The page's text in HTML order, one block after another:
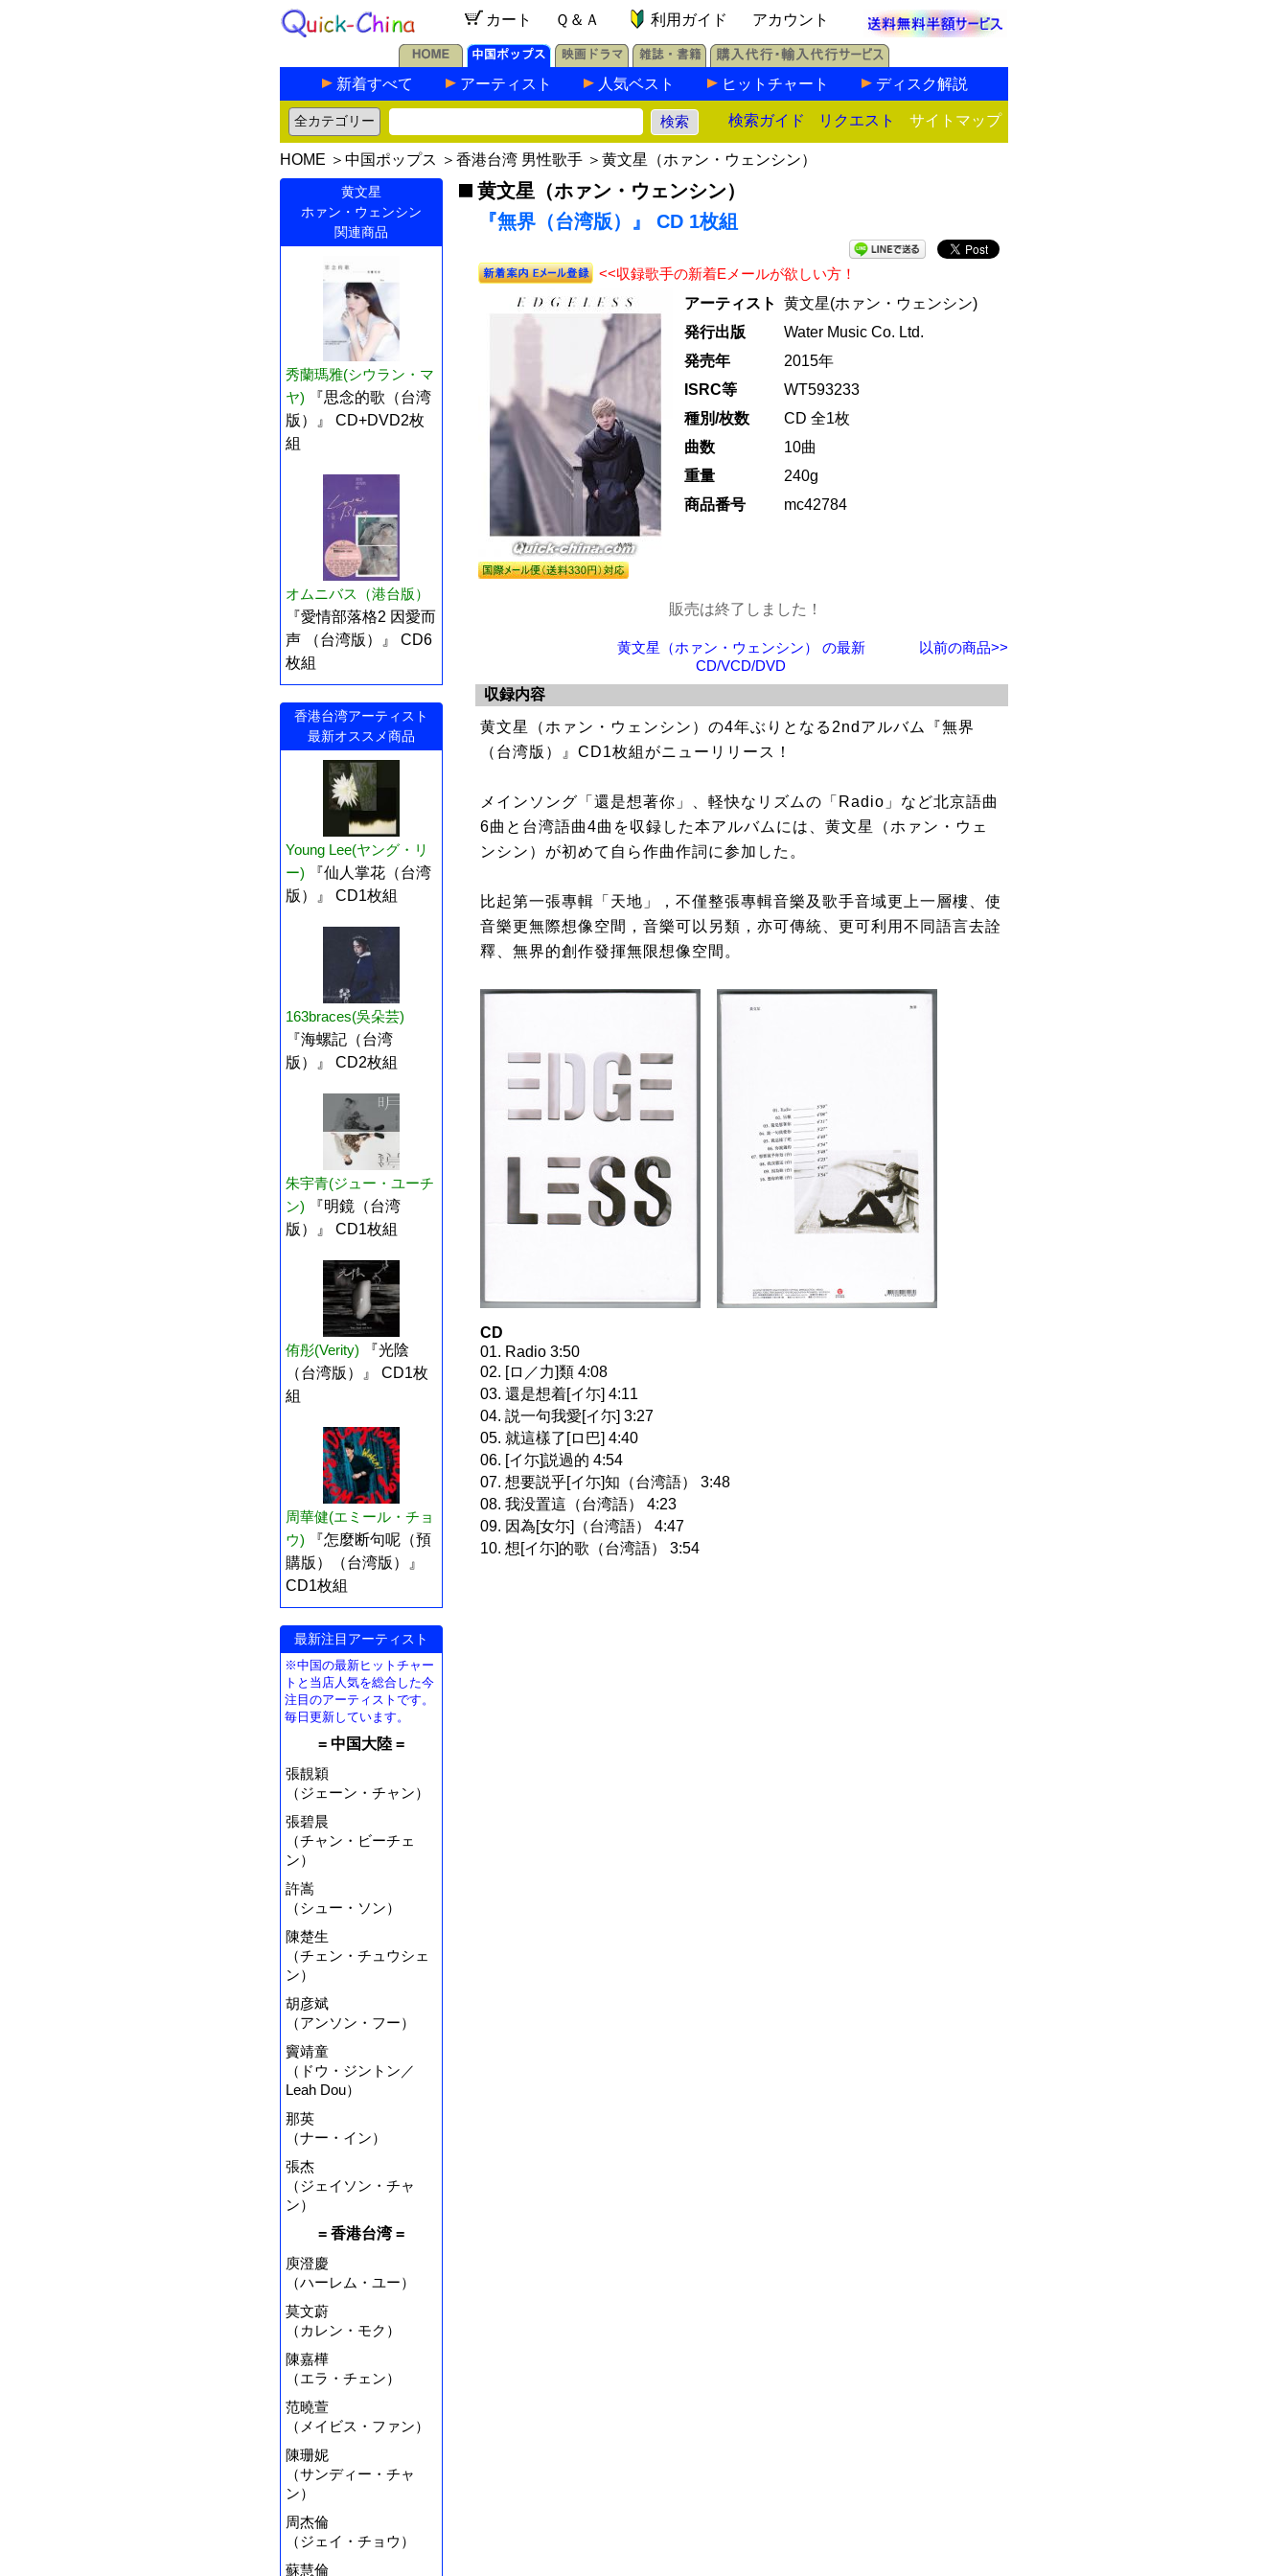
カート Ｑ＆Ａ 利用ガイド アカウント
新着すべて アーティスト 人気ベスト ヒットチャート ディスク解説
検索ガイド リクエスト サイトマップ
HOME ＞ 中国ポップス ＞ 香港台湾 男性歌手 ＞ 黄文星（ホァン・ウェンシン）
黄文星
ホァン・ウェンシン
関連商品
秀蘭瑪雅(シウラン・マ
ヤ)
『思念的歌（台湾
版）』 CD+DVD2枚
組
オムニバス（港台版）
『愛情部落格2 因愛而
声 （台湾版）』 CD6
枚組
香港台湾アーティスト
最新オススメ商品
Young Lee(ヤング・リ
ー)
『仙人掌花（台湾
版）』 CD1枚組
163braces(吳朵芸)
『海螺記（台湾
版）』 CD2枚組
朱宇青(ジュー・ユーチ
ン)
『明鏡（台湾
版）』 CD1枚組
侑彤(Verity)
『光陰
（台湾版）』 CD1枚
組
周華健(エミール・チョ
ウ)
『怎麼断句呢（預
購版）（台湾版）』
CD1枚組
最新注目アーティスト
※中国の最新ヒットチャー
トと当店人気を総合した今
注目のアーティストです。
毎日更新しています。
= 中国大陸 =
張靚穎
（ジェーン・チャン）
張碧晨
（チャン・ビーチェ
ン）
許嵩
（シュー・ソン）
陳楚生
（チェン・チュウシェ
ン）
胡彦斌
（アンソン・フー）
竇靖童
（ドウ・ジントン／
Leah Dou）
那英
（ナー・イン）
張杰
（ジェイソン・チャ
ン）
= 香港台湾 =
庾澄慶
（ハーレム・ユー）
莫文蔚
（カレン・モク）
陳嘉樺
（エラ・チェン）
范曉萱
（メイビス・ファン）
陳珊妮
（サンディー・チャ
ン）
周杰倫
（ジェイ・チョウ）
蘇慧倫
黄文星（ホァン・ウェンシン）
『無界（台湾版）』 CD 1枚組
<<収録歌手の新着Eメールが欲しい方！
アーティスト
黄文星(ホァン・ウェンシン)
発行出版
Water Music Co. Ltd.
発売年
2015年
ISRC等
WT593233
種別/枚数
CD 全1枚
曲数
10曲
重量
240g
商品番号
mc42784
販売は終了しました！
以前の商品>>
黄文星（ホァン・ウェンシン） の最新
CD/VCD/DVD
収録内容
黄文星（ホァン・ウェンシン）の4年ぶりとなる2ndアルバム『無界
（台湾版）』CD1枚組がニューリリース！
メインソング「還是想著你」、軽快なリズムの「Radio」など北京語曲
6曲と台湾語曲4曲を収録した本アルバムには、黄文星（ホァン・ウェ
ンシン）が初めて自ら作曲作詞に参加した。
比起第一張專輯「天地」，不僅整張專輯音樂及歌手音域更上一層樓、使
音樂更無際想像空間，音樂可以另類，亦可傳統、更可利用不同語言去詮
釋、無界的創作發揮無限想像空間。
CD
01. Radio 3:50
02. [ロ／力]類 4:08
03. 還是想着[イ尓] 4:11
04. 説一句我愛[イ尓] 3:27
05. 就這樣了[ロ巴] 4:40
06. [イ尓]説過的 4:54
07. 想要説乎[イ尓]知（台湾語） 3:48
08. 我没置這（台湾語） 4:23
09. 因為[女尓]（台湾語） 4:47
10. 想[イ尓]的歌（台湾語） 3:54